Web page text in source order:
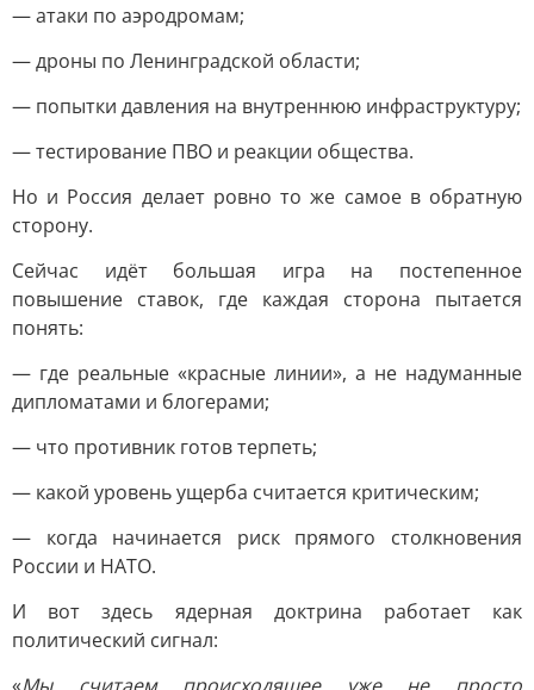
— атаки по аэродромам;
— дроны по Ленинградской области;
— попытки давления на внутреннюю инфраструктуру;
— тестирование ПВО и реакции общества.
Но и Россия делает ровно то же самое в обратную
сторону.
Сейчас идёт большая игра на постепенное
повышение ставок, где каждая сторона пытается
понять:
— где реальные «красные линии», а не надуманные
дипломатами и блогерами;
— что противник готов терпеть;
— какой уровень ущерба считается критическим;
— когда начинается риск прямого столкновения
России и НАТО.
И вот здесь ядерная доктрина работает как
политический сигнал: